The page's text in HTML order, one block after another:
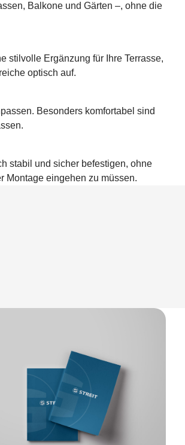
Balkone und Gärten –, ohne die
stilvolle Ergänzung für Ihre Terrasse,
optisch auf.
Besonders komfortabel sind
stabil und sicher befestigen, ohne
Montage eingehen zu müssen.